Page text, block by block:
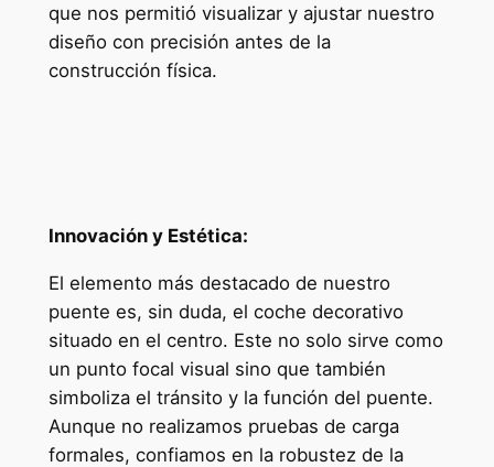
que nos permitió visualizar y ajustar nuestro
diseño con precisión antes de la
construcción física.
Innovación y Estética:
El elemento más destacado de nuestro
puente es, sin duda, el coche decorativo
situado en el centro. Este no solo sirve como
un punto focal visual sino que también
simboliza el tránsito y la función del puente.
Aunque no realizamos pruebas de carga
formales, confiamos en la robustez de la